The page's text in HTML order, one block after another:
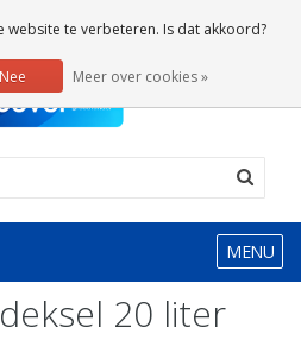
0 Artikelen
MENU
20 liter
website te verbeteren. Is dat akkoord?
Nee Meer over cookies »